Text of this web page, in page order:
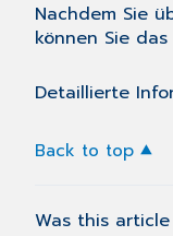
Nachdem Sie
können Sie
Detaillierte
Back to top
Was this